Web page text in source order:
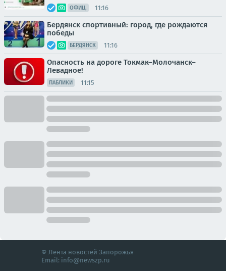
ОФИЦ. 11:16
Бердянск спортивный: город, где рождаются
победы
БЕРДЯНСК 11:16
Опасность на дороге Токмак–Молочанск–
Левадное!
ПАБЛИКИ 11:15
© Лента новостей Запорожья
Email: info@newszp.ru